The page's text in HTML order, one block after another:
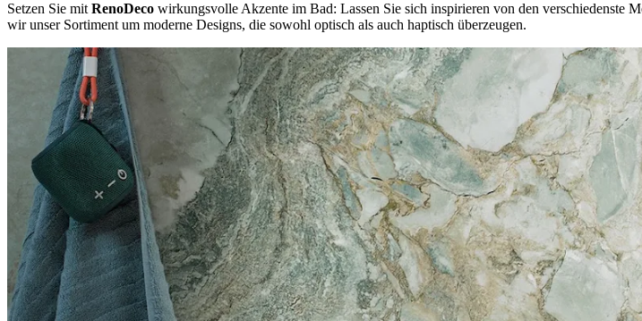
Setzen Sie mit RenoDeco wirkungsvolle Akzente im Bad: Lassen Sie sich inspirieren von den
wir unser Sortiment um moderne Designs, die sowohl optisch als auch haptisch überzeugen.